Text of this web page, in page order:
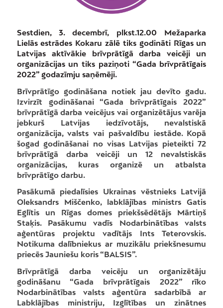
Sestdien, 3. decembrī, plkst.12.00 Mežaparka
Lielās estrādes Kokaru zālē tiks godināti Rīgas un
Latvijas aktīvākie brīvprātīgā darba veicēji un
organizācijas un tiks paziņoti “Gada brīvprātīgais
2022” godazīmju saņēmēji.
Brīvprātīgo godināšana notiek jau devīto gadu.
Izvirzīt godināšanai “Gada brīvprātīgais 2022”
brīvprātīgā darba veicējus vai organizētājus varēja
jebkurš Latvijas iedzīvotājs, nevalstiskā
organizācija, valsts vai pašvaldību iestāde. Kopā
šogad godināšanai no visas Latvijas pieteikti 72
brīvprātīgā darba veicēji un 12 nevalstiskās
organizācijas, kuras organizē un atbalsta
brīvprātīgo darbu.
Pasākumā piedalīsies Ukrainas vēstnieks Latvijā
Oleksandrs Miščenko, labklājības ministrs Gatis
Eglītis un Rīgas domes priekšsēdētājs Mārtiņš
Staķis. Pasākumu vadīs Nodarbinātības valsts
aģentūras projektu vadītājs Ints Teterovskis.
Notikuma dalībniekus ar muzikālu priekšnesumu
priecēs Jauniešu koris “BALSIS”.
Brīvprātīgā darba veicēju un organizētāju
godināšanu “Gada brīvprātīgais 2022” rīko
Nodarbinātības valsts aģentūra sadarbībā ar
Labklājības ministriju, Izglītības un zinātnes